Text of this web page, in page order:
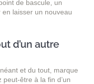
de bascule, un
laisser un nouveau
d’un autre
et du tout, marque
être à la fin d’un